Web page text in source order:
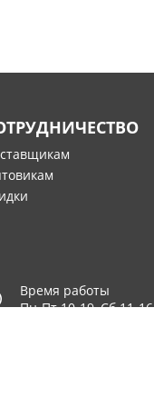
Время работы
Пн-Пт 10-19, Сб 11-16